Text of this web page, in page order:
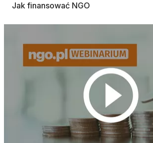
Jak finansować NGO